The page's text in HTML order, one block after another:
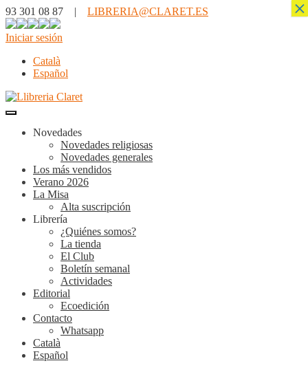
93 301 08 87 | LIBRERIA@CLARET.ES
Iniciar sesión
Català
Español
Novedades
Novedades religiosas
Novedades generales
Los más vendidos
Verano 2026
La Misa
Alta suscripción
Librería
¿Quiénes somos?
La tienda
El Club
Boletín semanal
Actividades
Editorial
Ecoedición
Contacto
Whatsapp
Català
Español
×